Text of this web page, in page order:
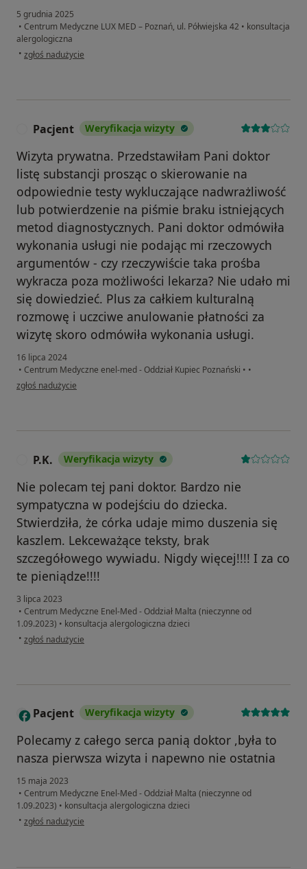
5 grudnia 2025
• Centrum Medyczne LUX MED – Poznań, ul. Półwiejska 42 • konsultacja
alergologiczna
• w opinii użytkownika Marta S
zgłoś nadużycie
Pacjent Weryfikacja wizyty
Wizyta prywatna. Przedstawiłam Pani doktor
listę substancji prosząc o skierowanie na
odpowiednie testy wykluczające nadwrażliwość
lub potwierdzenie na piśmie braku istniejących
metod diagnostycznych. Pani doktor odmówiła
wykonania usługi nie podając mi rzeczowych
argumentów - czy rzeczywiście taka prośba
wykracza poza możliwości lekarza? Nie udało mi
się dowiedzieć. Plus za całkiem kulturalną
rozmowę i uczciwe anulowanie płatności za
wizytę skoro odmówiła wykonania usługi.
16 lipca 2024
• Centrum Medyczne enel-med - Oddział Kupiec Poznański • •
w opinii użytkownika Pacjent
zgłoś nadużycie
P.K. Weryfikacja wizyty
Nie polecam tej pani doktor. Bardzo nie
sympatyczna w podejściu do dziecka.
Stwierdziła, że córka udaje mimo duszenia się
kaszlem. Lekceważące teksty, brak
szczegółowego wywiadu. Nigdy więcej!!!! I za co
te pieniądze!!!!
3 lipca 2023
• Centrum Medyczne Enel-Med - Oddział Malta (nieczynne od
1.09.2023) • konsultacja alergologiczna dzieci
• w opinii użytkownika P.K.
zgłoś nadużycie
Pacjent Weryfikacja wizyty
Polecamy z całego serca panią doktor ,była to
nasza pierwsza wizyta i napewno nie ostatnia
15 maja 2023
• Centrum Medyczne Enel-Med - Oddział Malta (nieczynne od
1.09.2023) • konsultacja alergologiczna dzieci
• w opinii użytkownika Pacjent
zgłoś nadużycie